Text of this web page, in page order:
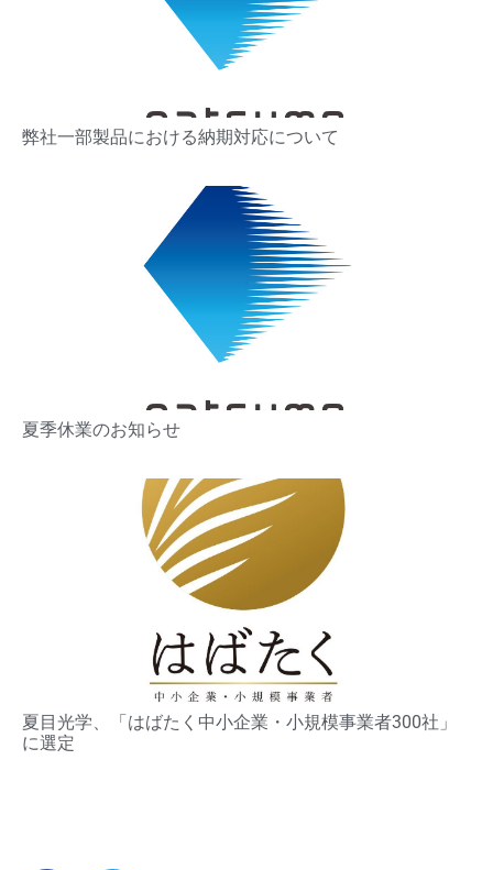
弊社一部製品における納期対応について
夏季休業のお知らせ
夏目光学、「はばたく中小企業・小規模事業者300社」
に選定